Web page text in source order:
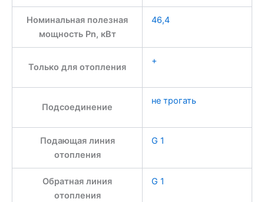
Номинальная полезная
мощность Pn, кВт
46,4
Только для отопления
+
Подсоединение
не трогать
Подающая линия
отопления
G 1
Обратная линия
отопления
G 1